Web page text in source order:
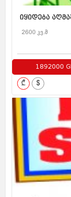
იყიდება
2600 კვ.მ
1892000
₾ $